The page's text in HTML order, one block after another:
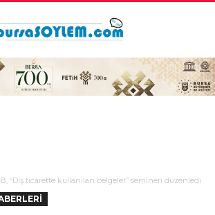
“Dış ticarette kullanılan belgeler” semineri düzenledi